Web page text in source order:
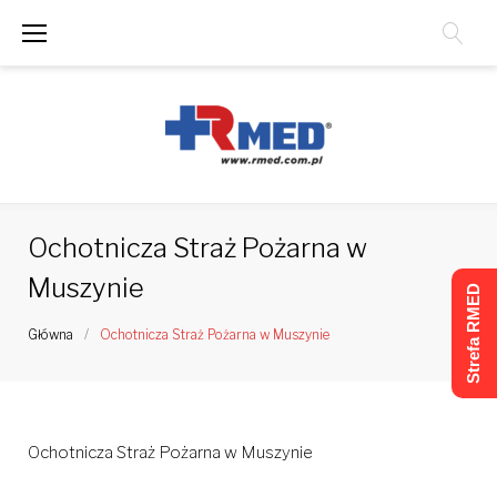
Ochotnicza Straż Pożarna w
Muszynie
Główna / Ochotnicza Straż Pożarna w Muszynie
Ochotnicza Straż Pożarna w Muszynie
Strefa RMED